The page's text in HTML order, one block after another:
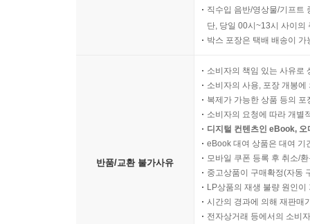
직수입 음반/영상물/기프트
단, 당일 00시~13시 사이의
박스 포장은 택배 배송이
반품/교환 불가사유
소비자의 책임 있는 사유로
소비자의 사용, 포장 개봉
복제가 가능한 상품 등의
소비자의 요청에 따라 개별
디지털 컨텐츠인 eBook,
eBook 대여 상품은 대여 기
모바일 쿠폰 등록 후 취소/
중고상품이 구매확정(자동
LP상품의 재생 불량 원인
시간의 경과에 의해 재판매
전자상거래 등에서의 소비